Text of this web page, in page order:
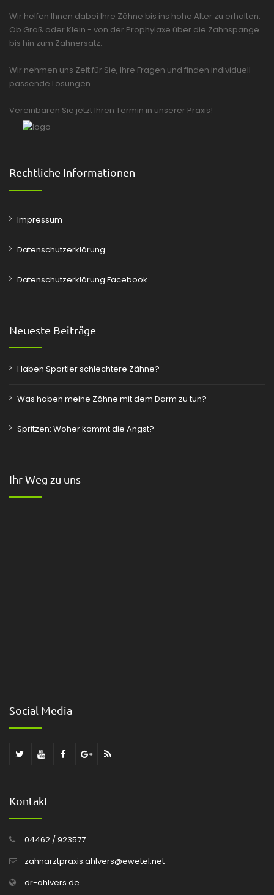
Wir helfen Ihnen dabei Ihre Zähne bis ins hohe Alter zu erhalten.
Ob Groß oder Klein - von der Prophylaxe über die Zahnspange
bis hin zum Zahnersatz.
Wir nehmen uns Zeit für Sie, Ihre Fragen und finden individuell
passende Lösungen.
Vereinbaren Sie jetzt Ihren Termin in unserer Praxis!
Rechtliche Informationen
Impressum
Datenschutzerklärung
Datenschutzerklärung Facebook
Neueste Beiträge
Haben Sportler schlechtere Zähne?
Was haben meine Zähne mit dem Darm zu tun?
Spritzen: Woher kommt die Angst?
Ihr Weg zu uns
Social Media
Kontakt
04462 / 923577
zahnarztpraxis.ahlvers@ewetel.net
dr-ahlvers.de